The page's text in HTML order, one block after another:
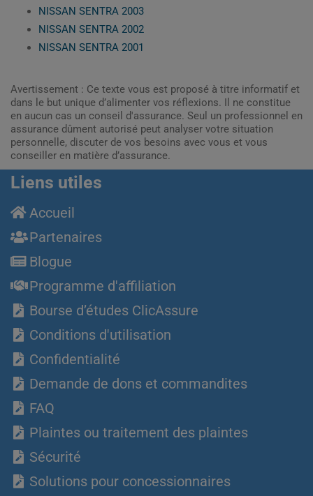
NISSAN SENTRA 2003
NISSAN SENTRA 2002
NISSAN SENTRA 2001
Avertissement : Ce texte vous est proposé à titre informatif et
dans le but unique d’alimenter vos réflexions. Il ne constitue
en aucun cas un conseil d'assurance. Seul un professionnel en
assurance dûment autorisé peut analyser votre situation
personnelle, discuter de vos besoins avec vous et vous
conseiller en matière d’assurance.
Liens utiles
Accueil
Partenaires
Blogue
Programme d'affiliation
Bourse d’études ClicAssure
Conditions d'utilisation
Confidentialité
Demande de dons et commandites
FAQ
Plaintes ou traitement des plaintes
Sécurité
Solutions pour concessionnaires